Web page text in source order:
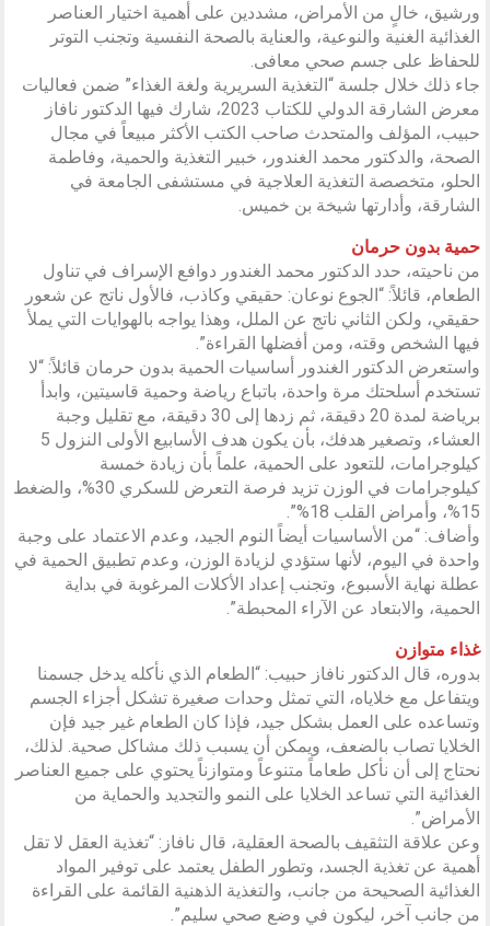
ورشيق، خالٍ من الأمراض، مشددين على أهمية اختيار العناصر
الغذائية الغنية والنوعية، والعناية بالصحة النفسية وتجنب التوتر
للحفاظ على جسم صحي معافى.
جاء ذلك خلال جلسة “التغذية السريرية ولغة الغذاء” ضمن فعاليات
معرض الشارقة الدولي للكتاب 2023، شارك فيها الدكتور نافاز
حبيب، المؤلف والمتحدث صاحب الكتب الأكثر مبيعاً في مجال
الصحة، والدكتور محمد الغندور، خبير التغذية والحمية، وفاطمة
الحلو، متخصصة التغذية العلاجية في مستشفى الجامعة في
الشارقة، وأدارتها شيخة بن خميس.
حمية بدون حرمان
من ناحيته، حدد الدكتور محمد الغندور دوافع الإسراف في تناول
الطعام، قائلاً: “الجوع نوعان: حقيقي وكاذب، فالأول ناتج عن شعور
حقيقي، ولكن الثاني ناتج عن الملل، وهذا يواجه بالهوايات التي يملأ
فيها الشخص وقته، ومن أفضلها القراءة”.
واستعرض الدكتور الغندور أساسيات الحمية بدون حرمان قائلاً: “لا
تستخدم أسلحتك مرة واحدة، باتباع رياضة وحمية قاسيتين، وابدأ
برياضة لمدة 20 دقيقة، ثم زدها إلى 30 دقيقة، مع تقليل وجبة
العشاء، وتصغير هدفك، بأن يكون هدف الأسابيع الأولى النزول 5
كيلوجرامات، للتعود على الحمية، علماً بأن زيادة خمسة
كيلوجرامات في الوزن تزيد فرصة التعرض للسكري 30%، والضغط
15%، وأمراض القلب 18%”.
وأضاف: “من الأساسيات أيضاً النوم الجيد، وعدم الاعتماد على وجبة
واحدة في اليوم، لأنها ستؤدي لزيادة الوزن، وعدم تطبيق الحمية في
عطلة نهاية الأسبوع، وتجنب إعداد الأكلات المرغوبة في بداية
الحمية، والابتعاد عن الآراء المحبطة”.
غذاء متوازن
بدوره، قال الدكتور نافاز حبيب: “الطعام الذي نأكله يدخل جسمنا
ويتفاعل مع خلاياه، التي تمثل وحدات صغيرة تشكل أجزاء الجسم
وتساعده على العمل بشكل جيد، فإذا كان الطعام غير جيد فإن
الخلايا تصاب بالضعف، ويمكن أن يسبب ذلك مشاكل صحية. لذلك،
نحتاج إلى أن نأكل طعاماً متنوعاً ومتوازناً يحتوي على جميع العناصر
الغذائية التي تساعد الخلايا على النمو والتجديد والحماية من
الأمراض”.
وعن علاقة التثقيف بالصحة العقلية، قال نافاز: “تغذية العقل لا تقل
أهمية عن تغذية الجسد، وتطور الطفل يعتمد على توفير المواد
الغذائية الصحيحة من جانب، والتغذية الذهنية القائمة على القراءة
من جانب آخر، ليكون في وضع صحي سليم”.